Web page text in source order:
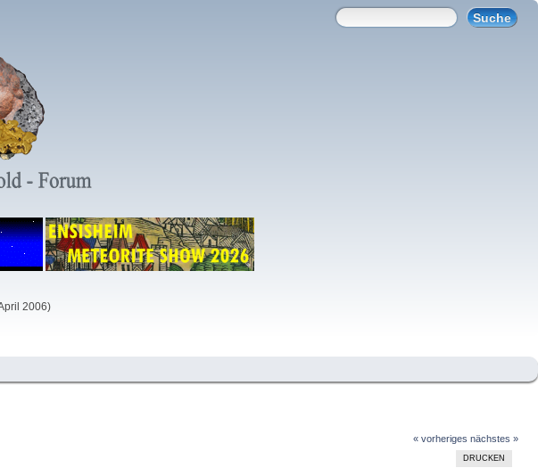
2006)
« vorheriges nächstes »
DRUCKEN